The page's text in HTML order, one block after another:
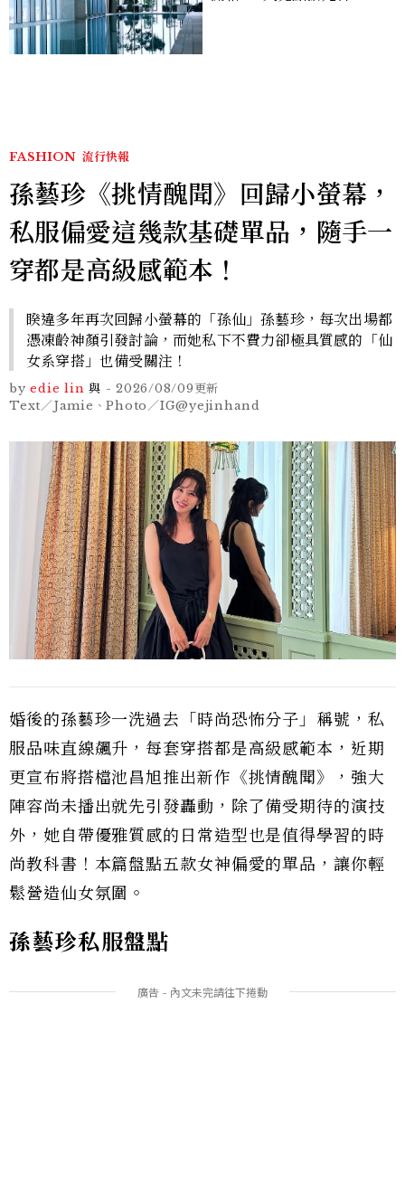
FASHION 流行快報
孫藝珍《挑情醜聞》回歸小螢幕，
私服偏愛這幾款基礎單品，隨手一
穿都是高級感範本！
睽違多年再次回歸小螢幕的「孫仙」孫藝珍，每次出場都
憑凍齡神顏引發討論，而她私下不費力卻極具質感的「仙
女系穿搭」也備受關注！
by edie lin 與 - 2026/08/09更新
Text／Jamie、Photo／IG@yejinhand
婚後的孫藝珍一洗過去「時尚恐怖分子」稱號，私
服品味直線飆升，每套穿搭都是高級感範本，近期
更宣布將搭檔池昌旭推出新作《挑情醜聞》，強大
陣容尚未播出就先引發轟動，除了備受期待的演技
外，她自帶優雅質感的日常造型也是值得學習的時
尚教科書！本篇盤點五款女神偏愛的單品，讓你輕
鬆營造仙女氛圍。
孫藝珍私服盤點